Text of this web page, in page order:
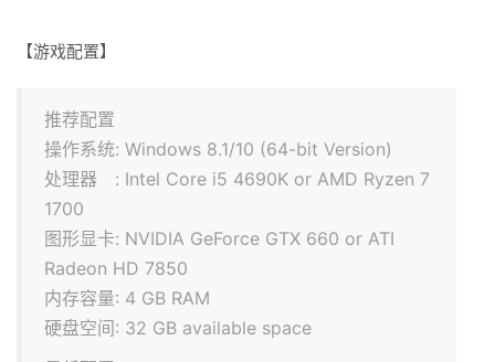
【游戏配置】
推荐配置
操作系统: Windows 8.1/10 (64-bit Version)
处理器 : Intel Core i5 4690K or AMD Ryzen 7
1700
图形显卡: NVIDIA GeForce GTX 660 or ATI
Radeon HD 7850
内存容量: 4 GB RAM
硬盘空间: 32 GB available space